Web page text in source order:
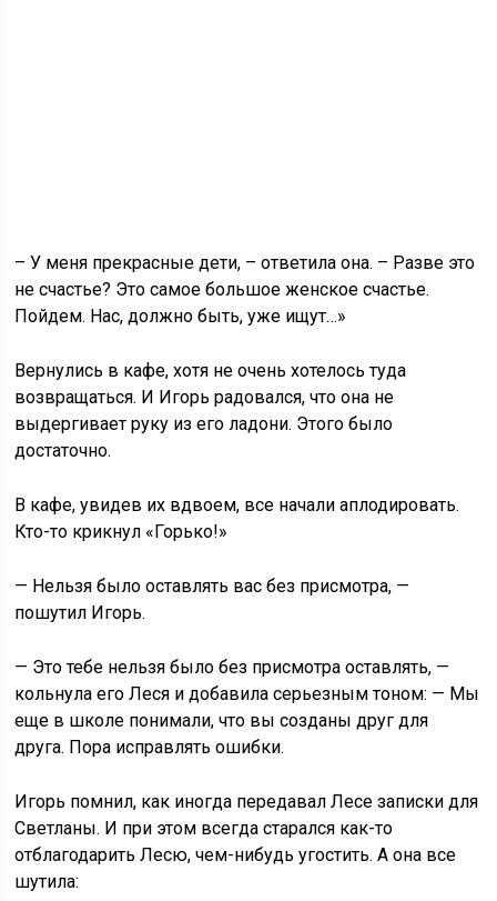
– У меня прекрасные дети, – ответила она. – Разве это
не счастье? Это самое большое женское счастье.
Пойдем. Нас, должно быть, уже ищут…»
Вернулись в кафе, хотя не очень хотелось туда
возвращаться. И Игорь радовался, что она не
выдергивает руку из его ладони. Этого было
достаточно.
В кафе, увидев их вдвоем, все начали аплодировать.
Кто-то крикнул «Горько!»
— Нельзя было оставлять вас без присмотра, —
пошутил Игорь.
— Это тебе нельзя было без присмотра оставлять, —
кольнула его Леся и добавила серьезным тоном: — Мы
еще в школе понимали, что вы созданы друг для
друга. Пора исправлять ошибки.
Игорь помнил, как иногда передавал Лесе записки для
Светланы. И при этом всегда старался как-то
отблагодарить Лесю, чем-нибудь угостить. А она все
шутила: